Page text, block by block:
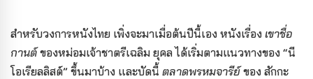
สำหรับวงการหนังไทย เพิ่งจะมาเมื่อต้นปีนี้เอง หนังเรื่อง เขาชื่อ
กานต์ของหม่อมเจ้าชาตรีเฉลิม ยุคล ได้เริ่มตามแนวทางของ “นี
โอเรียลลิสต์” ขึ้นมาบ้าง และบัดนี้ ตลาดพรหมจารีย์ของ สักกะ